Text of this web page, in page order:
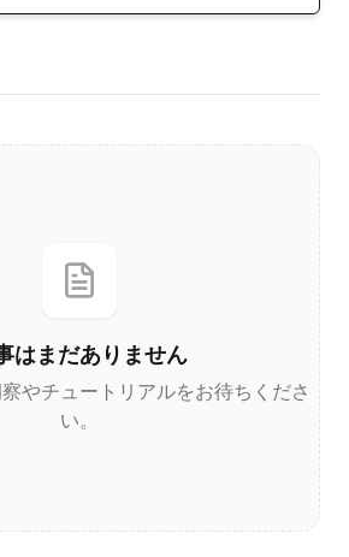
はまだありません
やチュートリアルをお待ちくださ
い。